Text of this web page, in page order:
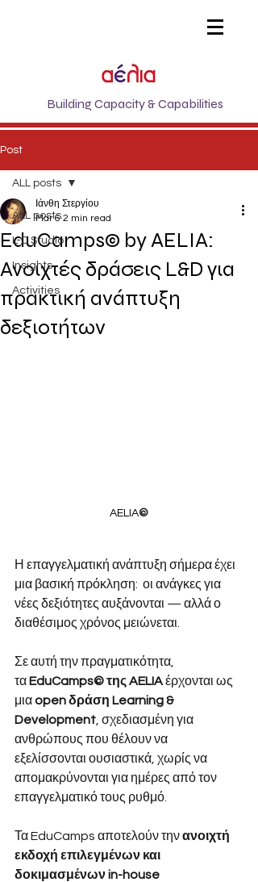
Building Capacity & Capabilities
Post
ALL posts
L-D Studio
Insights
Activities
ALL posts
EduCamps© by AELIA:
Ανοιχτές δράσεις L&D για
πρακτική ανάπτυξη
δεξιοτήτων
Ιάνθη Στεργίου
Mar 6 2 min read
AELIA©
Η επαγγελματική ανάπτυξη σήμερα έχει
μια βασική πρόκληση:  οι ανάγκες για
νέες δεξιότητες αυξάνονται — αλλά ο
διαθέσιμος χρόνος μειώνεται.
Σε αυτή την πραγματικότητα,
τα EduCamps© της AELIAέρχονται ως
μιαopen δράση Learning &
Development , σχεδιασμένη για
ανθρώπους που θέλουν να
εξελίσσονται ουσιαστικά, χωρίς να
απομακρύνονται για ημέρες από τον
επαγγελματικό τους ρυθμό.
Τα EduCamps αποτελούν τηνανοιχτή
εκδοχή επιλεγμένων και
δοκιμασμένων in-house